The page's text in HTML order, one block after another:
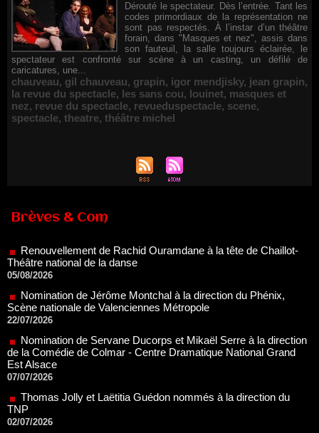
Dérouté le spectateur. Dès l’entrée. Tant les
codes primordiaux de la représentation ne
sont pas respectés. À l’instar d’un théâtre
forain, dans "Masques et nez", assis dans
son fauteuil, la salle toujours éclairée, le
spectateur est confronté sur scène à un casting, un défilé de
caricatures, une...
chauveau, gil chauveau, grapin, igor mendjisky, jean grapin,
la revue du spectacle, les sans cou, louinet, masques et
nez, revue du spectacle, revueduspectacle, scene,
spectacle, theatre, théâtre michel
Brèves & Com
Renouvellement de Rachid Ouramdane à la tête de Chaillot-
05/08/2026
Nomination de Jérôme Montchal à la direction du Phénix,
Scène nationale de Valenciennes Métropole
22/07/2026
Nomination de Servane Ducorps et Mikaël Serre à la direction
de la Comédie de Colmar - Centre Dramatique National Grand
Est Alsace
07/07/2026
Thomas Jolly et Laëtitia Guédon nommés à la direction du
TNP
02/07/2026
Fonds SACD Théâtre : les lauréats 2026
23/06/2026